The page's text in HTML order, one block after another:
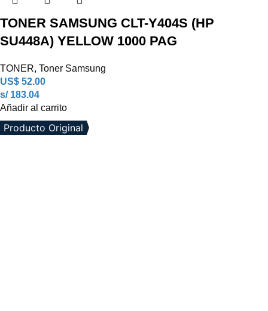
TONER SAMSUNG CLT-Y404S (HP
SU448A) YELLOW 1000 PAG
TONER, Toner Samsung
US$ 52.00
s/ 183.04
Añadir al carrito
Producto Original